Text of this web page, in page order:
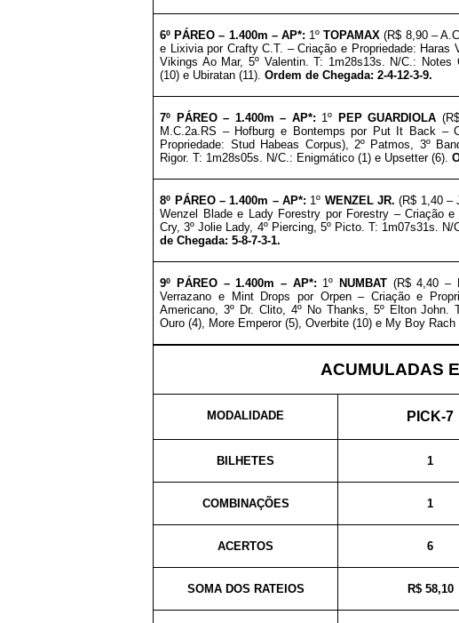
6º PÁREO – 1.400m – AP*: 1ºTOPAMAX (R$ 8,90 –
e Lixivia por Crafty C.T. – Criação e Propriedade: Haras
Vikings Ao Mar, 5º Valentin. T: 1m28s13s. N/C.:
(10) e Ubiratan (11).Ordem de Chegada: 2-4-12-3-9.
7º PÁREO – 1.400m – AP*: 1º PEP GUARDIOLA
M.C.2a.RS – Hofburg e Bontemps por Put It Back –
Propriedade: Stud Habeas Corpus), 2º Patmos, 3º
Rigor. T: 1m28s05s. N/C.: Enigmático (1) e Upsetter (6).
8º PÁREO –1.400m – AP*: 1º WENZEL JR. (R$ 1,40 –
Wenzel Blade e Lady Forestry por Forestry – Criação
Cry, 3º Jolie Lady, 4º Piercing, 5º Picto. T: 1m07s31s. N/
de Chegada: 5-8-7-3-1.
9º PÁREO –1.400m – AP*: 1º NUMBAT(R$ 4,40 –
Verrazano e Mint Drops por Orpen – Criação e
Americano, 3º Dr. Clito, 4º No Thanks, 5º Elton John.
Ouro (4), More Emperor (5), Overbite (10) e My Boy
ACUMULADAS
MODALIDADE PICK-7
BILHETES 1
COMBINAÇÕES 1
ACERTOS 6
SOMA DOS RATEIOS R$ 58,10